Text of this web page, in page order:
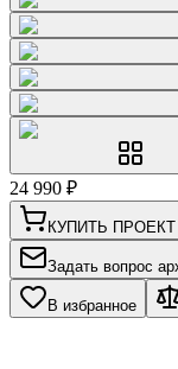
24 990 ₽
КУПИТЬ ПРОЕКТ
Задать вопрос
В избранное